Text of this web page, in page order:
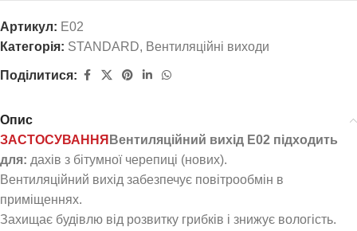
Артикул: E02
Категорія: STANDARD, Вентиляційні виходи
Поділитися:
Опис
ЗАСТОСУВАННЯ Вентиляційний вихід E02 підходить
для: дахів з бітумної черепиці (нових).
Вентиляційний вихід забезпечує повітрообмін в
приміщеннях.
Захищає будівлю від розвитку грибків і знижує вологість.